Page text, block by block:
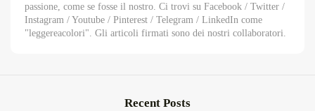
passione, come se fosse il nostro. Ci trovi su Facebook / Twitter /
Instagram / Youtube / Pinterest / Telegram / LinkedIn come
"leggereacolori". Gli articoli firmati sono dei nostri collaboratori.
Recent Posts